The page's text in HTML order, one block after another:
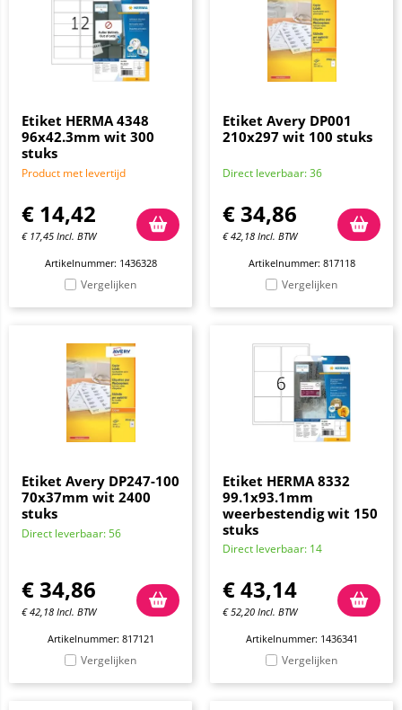
Etiket HERMA 4348
96x42.3mm wit 300
stuks
Product met levertijd
€ 14,42
€ 17,45 Incl. BTW
Artikelnummer: 1436328
Vergelijken
Etiket Avery DP001
210x297 wit 100 stuks
Direct leverbaar: 36
€ 34,86
€42,18 Incl. BTW
Artikelnummer: 817118
Vergelijken
Etiket Avery DP247-100
70x37mm wit 2400
stuks
Direct leverbaar: 56
€ 34,86
€42,18 Incl. BTW
Artikelnummer: 817121
Vergelijken
Etiket HERMA 8332
99.1x93.1mm
weerbestendig wit 150
stuks
Direct leverbaar: 14
€43,14
€52,20 Incl. BTW
Artikelnummer: 1436341
Vergelijken